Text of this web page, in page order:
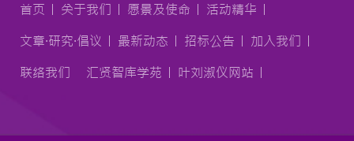
首页 关于我们 愿景及使命
活动精华
文章·研究·倡议
最新动态 招标公告
加入我们
联络我们
汇贤智库学苑 叶刘淑仪网站